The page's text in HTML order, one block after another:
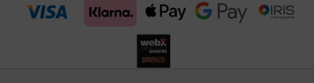
pagepage